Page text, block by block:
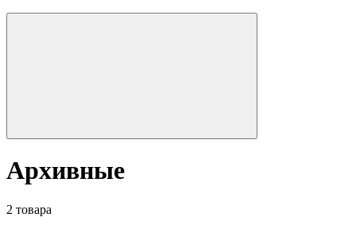
Архивные
2 товара